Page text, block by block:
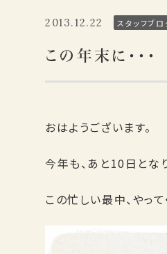
2013.12.22 スタッフブロ
この年末に・・・
おはようございます。
今年も、あと10日とな
この忙しい最中、やって